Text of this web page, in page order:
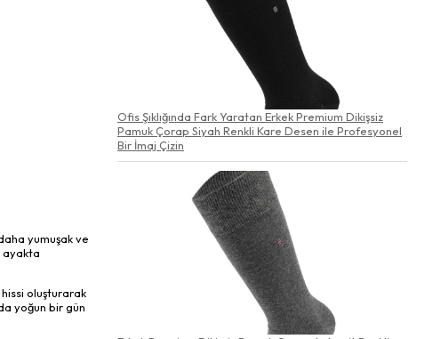
yumuşak ve
ayakta
hissi oluşturarak
yoğun bir gün
Ofis Şıklığında Fark Yaratan Erkek Premium Dikişsiz
Pamuk Çorap Siyah Renkli Kare Desen ile Profesyonel
Bir İmaj Çizin